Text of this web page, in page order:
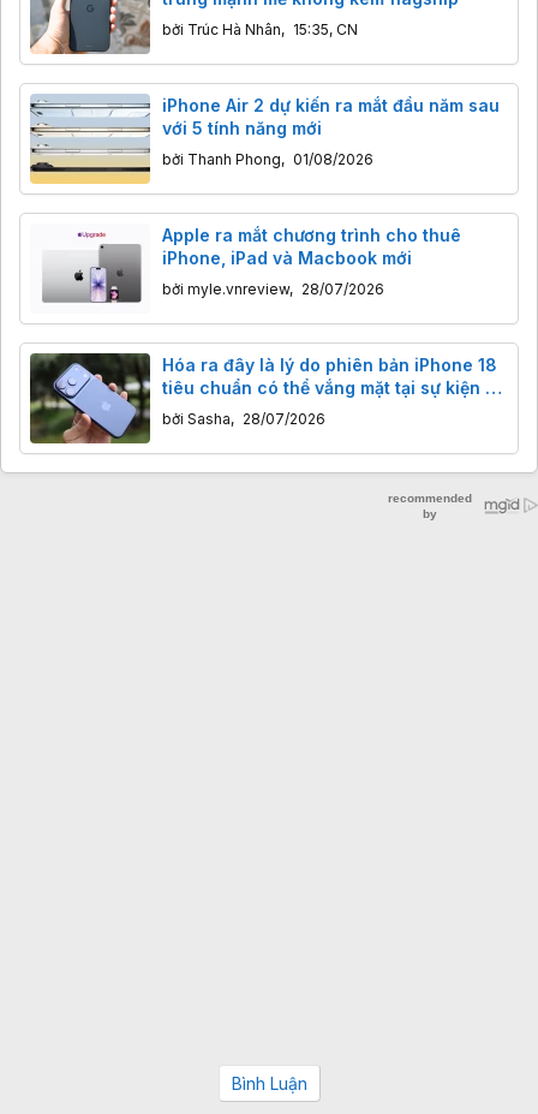
bởi Trúc Hà Nhân, 15:35, CN
iPhone Air 2 dự kiến ra mắt đầu năm sau
với 5 tính năng mới
bởi Thanh Phong, 01/08/2026
Apple ra mắt chương trình cho thuê
iPhone, iPad và Macbook mới
bởi myle.vnreview, 28/07/2026
Hóa ra đây là lý do phiên bản iPhone 18
tiêu chuẩn có thể vắng mặt tại sự kiện ra
mắt tháng 9
bởi Sasha, 28/07/2026
Bình Luận